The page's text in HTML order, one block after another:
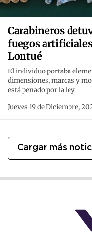
Carabineros
fuegos
Lontué
El individuo portaba
dimensiones, marcas y
está penado por la ley
Jueves 19 de Diciembre,
Cargar más